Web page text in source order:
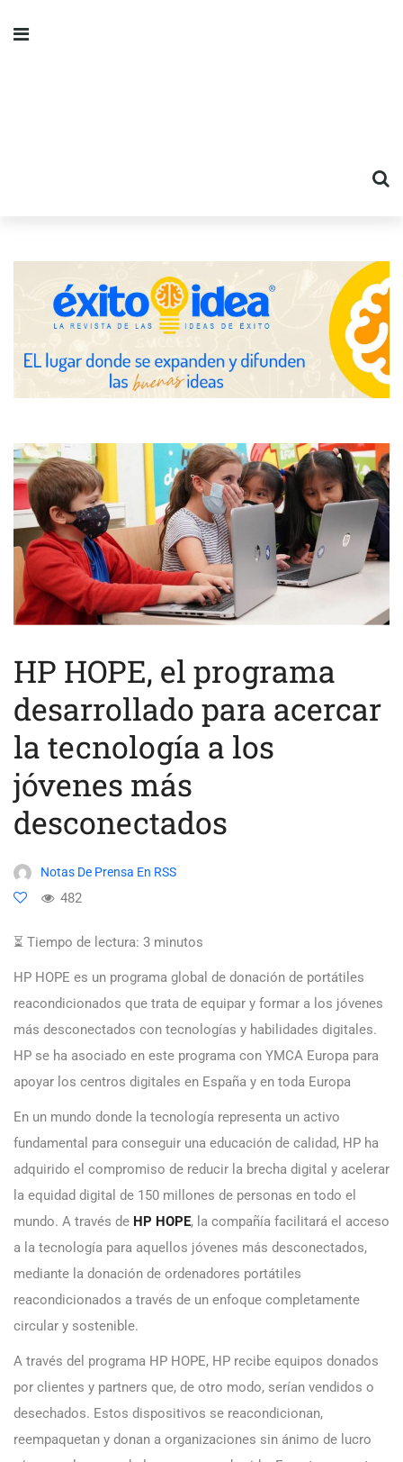
HP HOPE, el programa
desarrollado para acercar
la tecnología a los
jóvenes más
desconectados
Notas De Prensa En RSS
482
⏳ Tiempo de lectura: 3 minutos
HP HOPE es un programa global de donación de portátiles
reacondicionados que trata de equipar y formar a los jóvenes
más desconectados con tecnologías y habilidades digitales.
HP se ha asociado en este programa con YMCA Europa para
apoyar los centros digitales en España y en toda Europa
En un mundo donde la tecnología representa un activo
fundamental para conseguir una educación de calidad, HP ha
adquirido el compromiso de reducir la brecha digital y acelerar
la equidad digital de 150 millones de personas en todo el
mundo. A través de HP HOPE, la compañía facilitará el acceso
a la tecnología para aquellos jóvenes más desconectados,
mediante la donación de ordenadores portátiles
reacondicionados a través de un enfoque completamente
circular y sostenible.
A través del programa HP HOPE, HP recibe equipos donados
por clientes y partners que, de otro modo, serían vendidos o
desechados. Estos dispositivos se reacondicionan,
reempaquetan y donan a organizaciones sin ánimo de lucro